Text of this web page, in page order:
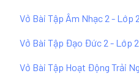
Vở Bài Tập Âm Nhạc 2 - Lớp
Vở Bài Tập Đạo Đức 2 - Lớp
Vở Bài Tập Hoạt Động Trải